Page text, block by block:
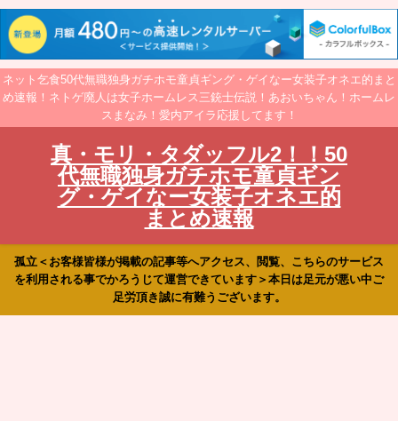
ネット乞食50代無職独身ガチホモ童貞ギング・ゲイなー女装子オネエ的まと
め速報！ネトゲ廃人は女子ホームレス三銃士伝説！あおいちゃん！ホームレ
スまなみ！愛内アイラ応援してます！
真・モリ・タダッフル2！！50
代無職独身ガチホモ童貞ギン
グ・ゲイなー女装子オネエ的
まとめ速報
孤立＜お客様皆様が掲載の記事等へアクセス、閲覧、こちらのサービス
を利用される事でかろうじて運営できています＞本日は足元が悪い中ご
足労頂き誠に有難うございます。